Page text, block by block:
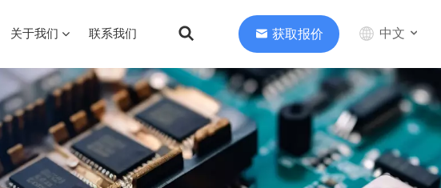
关于我们 联系我们 获取报价 中文
English
中文
Deutsch